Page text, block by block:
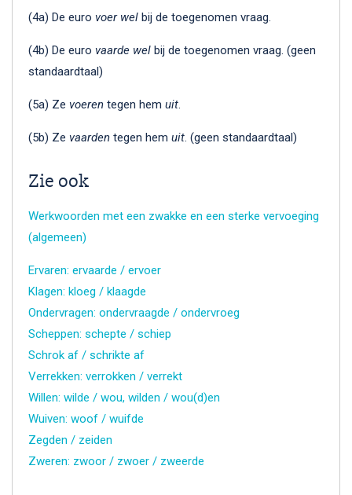
(4a) De euro voer wel bij de toegenomen vraag.
(4b) De euro vaarde wel bij de toegenomen vraag. (geen
standaardtaal)
(5a) Ze voeren tegen hem uit.
(5b) Ze vaarden tegen hem uit. (geen standaardtaal)
Zie ook
Werkwoorden met een zwakke en een sterke vervoeging
(algemeen)
Ervaren: ervaarde / ervoer
Klagen: kloeg / klaagde
Ondervragen: ondervraagde / ondervroeg
Scheppen: schepte / schiep
Schrok af / schrikte af
Verrekken: verrokken / verrekt
Willen: wilde / wou, wilden / wou(d)en
Wuiven: woof / wuifde
Zegden / zeiden
Zweren: zwoor / zwoer / zweerde